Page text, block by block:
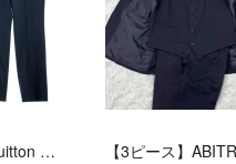
【美品】 Louis Vuitton / ルイヴィトン | セットアップ / カシミヤ混 ストライプ 2B テーラードジャケット / スラックス | 50 | ネイビー | メンズ